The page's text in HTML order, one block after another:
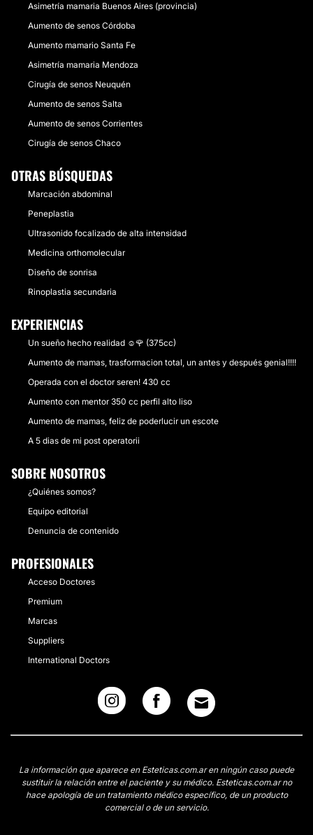
Asimetría mamaria Buenos Aires (provincia)
Aumento de senos Córdoba
Aumento mamario Santa Fe
Asimetría mamaria Mendoza
Cirugía de senos Neuquén
Aumento de senos Salta
Aumento de senos Corrientes
Cirugía de senos Chaco
OTRAS BÚSQUEDAS
Marcación abdominal
Peneplastia
Ultrasonido focalizado de alta intensidad
Medicina orthomolecular
Diseño de sonrisa
Rinoplastia secundaria
EXPERIENCIAS
Un sueño hecho realidad ☺🌹 (375cc)
Aumento de mamas, trasformacion total, un antes y después genial!!!!
Operada con el doctor seren! 430 cc
Aumento con mentor 350 cc perfil alto liso
Aumento de mamas, feliz de poderlucir un escote
A 5 dias de mi post operatorii
SOBRE NOSOTROS
¿Quiénes somos?
Equipo editorial
Denuncia de contenido
PROFESIONALES
Acceso Doctores
Premium
Marcas
Suppliers
International Doctors
La información que aparece en Esteticas.com.ar en ningún caso puede
sustituir la relación entre el paciente y su médico. Esteticas.com.ar no
hace apología de un tratamiento médico específico, de un producto
comercial o de un servicio.